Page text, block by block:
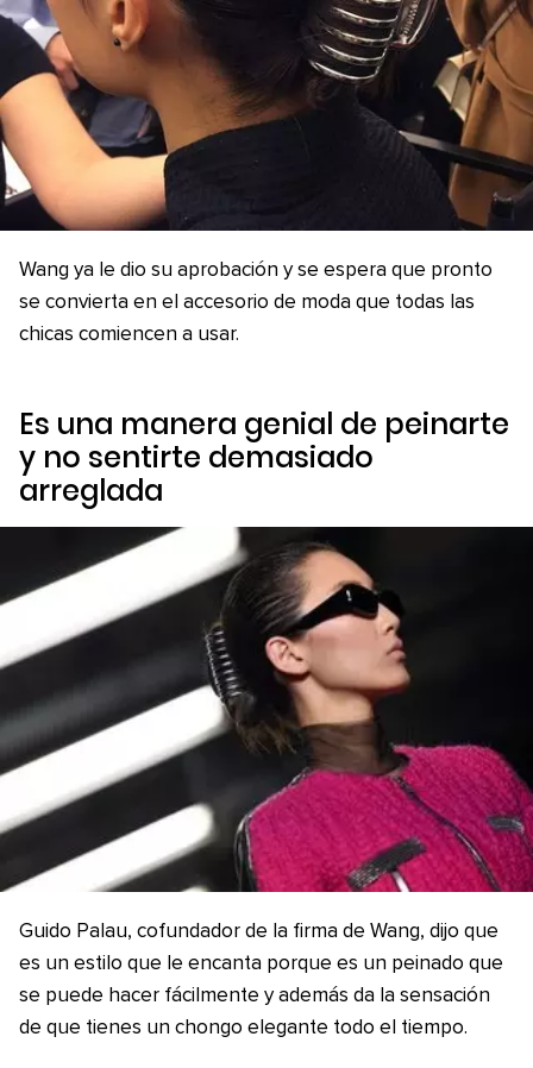
Wang ya le dio su aprobación y se espera que pronto
se convierta en el accesorio de moda que todas las
chicas comiencen a usar.
Es una manera genial de peinarte
y no sentirte demasiado
arreglada
Guido Palau, cofundador de la firma de Wang, dijo que
es un estilo que le encanta porque es un peinado que
se puede hacer fácilmente y además da la sensación
de que tienes un chongo elegante todo el tiempo.